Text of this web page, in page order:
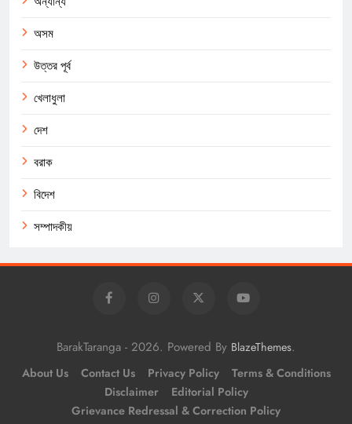
অসম
উত্তর পূর্ব
খেলাধুলা
দেশ
বরাক
বিদেশ
সম্পাদকীয়
BarakTaranga - 2026. Powered By BlazeThemes.
About Us Contact Us Privacy Policy
Terms & Conditions
Disclaimer
Editorial Policy
Grievance Redressal & Correction Policy